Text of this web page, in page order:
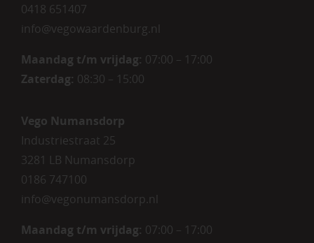
0418 651407
info@vegowaardenburg.nl
Maandag t/m vrijdag: 07:00 – 17:00
Zaterdag: 08:30 – 15:00
Vego Numansdorp
Industriestraat 25
3281 LB Numansdorp
0186 747100
info@vegonumansdorp.nl
Maandag t/m vrijdag: 07:00 – 17:00